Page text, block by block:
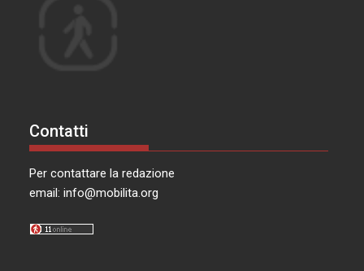
Contatti
Per contattare la redazione
email:info@mobilita.org